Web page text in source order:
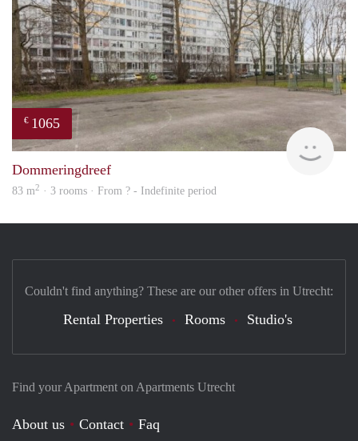
€ 1065
rent
Dommeringdreef
83 m2 · 3 rooms · From ? - Indefinite period
Find your Apartment on Apartments Utrecht
About us Contact Faq
Couldn't find anything? These are our other offers in Utrecht:
Rental Properties Rooms Studio's